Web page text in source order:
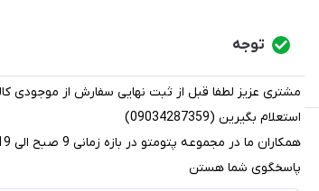
توجه
مشتری عزیز لطفا قبل از ثبت نهایی سفارش از موجودی
استعلام بگیرین (09034287359)
پاسخگوی شما هستن
دسته‌بندی کالاها خانه دسته بندی